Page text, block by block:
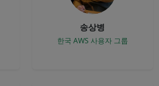
송상병
한국 AWS 사용자 그룹